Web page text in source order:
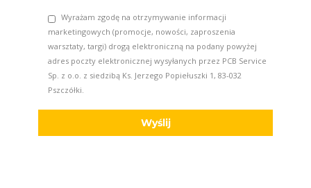
Wyrażam zgodę na otrzymywanie informacji
marketingowych (promocje, nowości, zaproszenia
warsztaty, targi) drogą elektroniczną na podany powyżej
adres poczty elektronicznej wysyłanych przez PCB Service
Sp. z o.o. z siedzibą Ks. Jerzego Popiełuszki 1, 83-032
Pszczółki.